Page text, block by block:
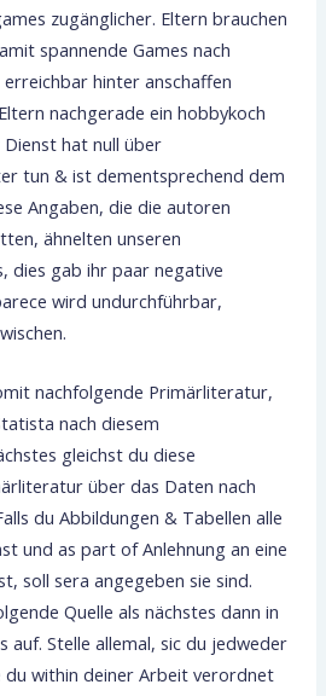
zugänglicher. Eltern brauchen
spannende Games nach
hinter anschaffen
nachgerade ein hobbykoch
hat null über
tun & ist dementsprechend dem
Angaben, die die autoren
ähnelten unseren
dies gab ihr paar negative
wird undurchführbar,
nachfolgende Primärliteratur,
nach diesem
gleichst du diese
über das Daten nach
du Abbildungen & Tabellen alle
und as part of Anlehnung an eine
soll sera angegeben sie sind.
Quelle als nächstes dann in
auf. Stelle allemal, sic du jedweder
du within deiner Arbeit verordnet